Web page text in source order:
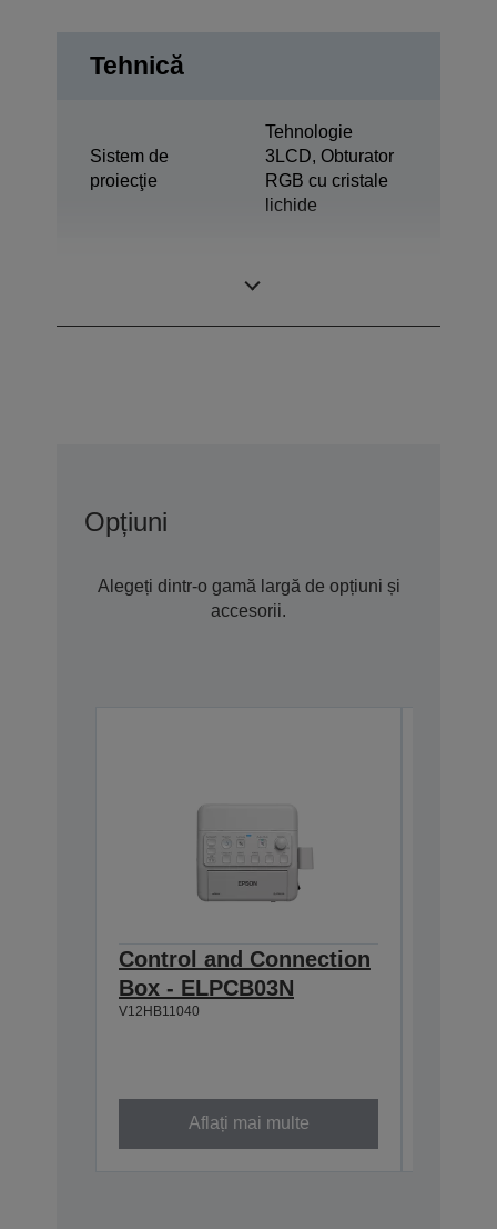
Tehnică
Sistem de
proiecţie
Tehnologie
3LCD, Obturator
RGB cu cristale
lichide
Opțiuni
Alegeți dintr-o gamă largă de opțiuni și
accesorii.
Control and Connection
Box - ELPCB03N
V12HB11040
Aflați mai multe